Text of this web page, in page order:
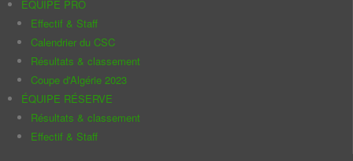
ÉQUIPE PRO
Effectif & Staff
Calendrier du CSC
Résultats & classement
Coupe d'Algérie 2023
ÉQUIPE RÉSERVE
Résultats & classement
Effectif & Staff